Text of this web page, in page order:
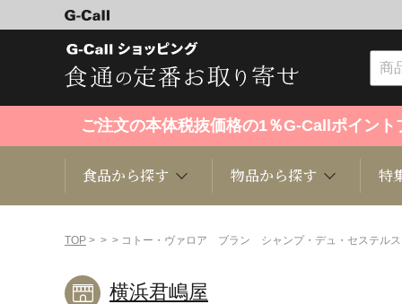
ご注文の本体税抜価格の1％G-Callポイン
食品から探す
くだもの
物品から探す
趣味・雑貨
特
TOP > > > コトー・ヴァロア ブラン シャンプ・デュ・セステルス
横浜君嶋屋